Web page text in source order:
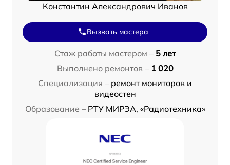
Константин Александрович Иванов
Вызвать мастера
Стаж работы мастером – 5 лет
Выполнено ремонтов – 1 020
Специализация – ремонт мониторов и
видеостен
Образование – РТУ МИРЭА, «Радиотехника»